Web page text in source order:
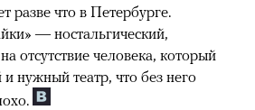
разве что в Петербурге.
— ностальгический,
отсутствие человека, который
нужный театр, что без него